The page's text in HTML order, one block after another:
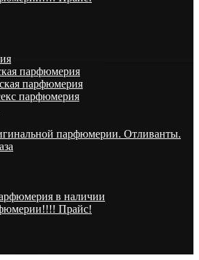
парфюмерия
парфюмерия
парфюмерия
парфюмерии. Отливанты.
в наличии
Прайс!